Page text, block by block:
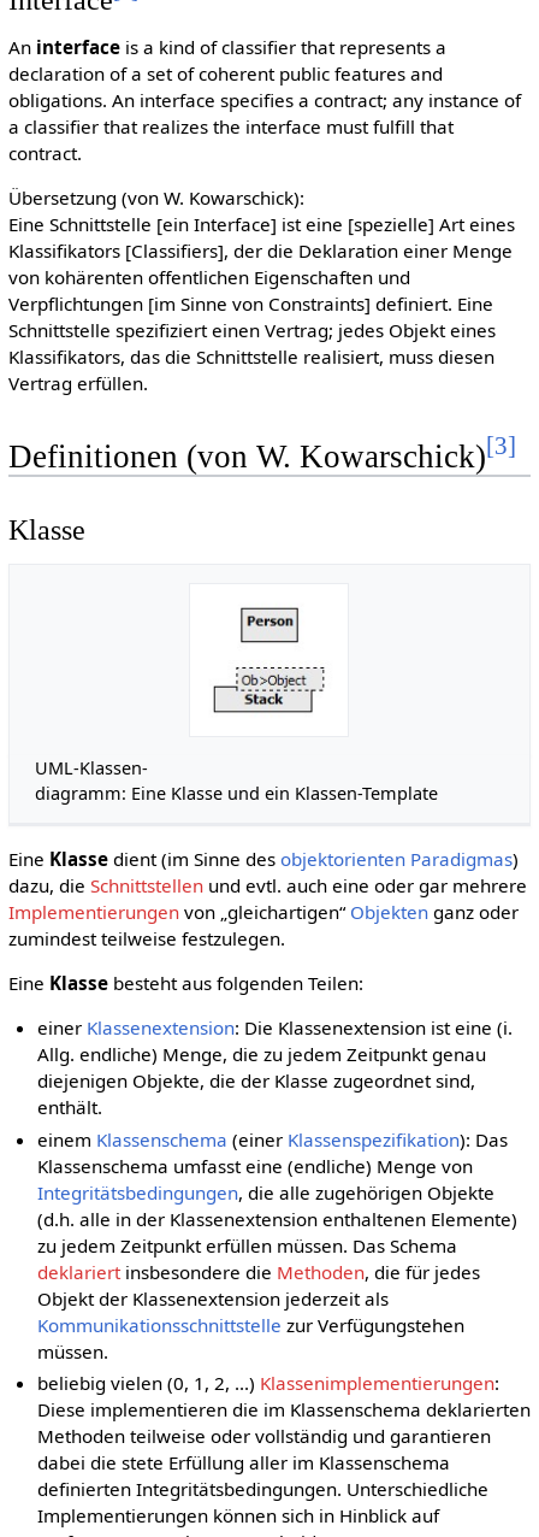
An interfaceis a kind of classifier that represents a
declaration of a set of coherent public features and
obligations. An interface specifies a contract; any instance of
a classifier that realizes the interface must fulfill that
contract.
Übersetzung (von W. Kowarschick):
Eine Schnittstelle [ein Interface] ist eine [spezielle] Art eines
Klassifikators [Classifiers], der die Deklaration einer Menge
von kohärenten offentlichen Eigenschaften und
Verpflichtungen [im Sinne von Constraints] definiert. Eine
Schnittstelle spezifiziert einen Vertrag; jedes Objekt eines
Klassifikators, das die Schnittstelle realisiert, muss diesen
Vertrag erfüllen.
Definitionen (von W. Kowarschick)[3]
Klasse
UML-Klassen-
diagramm: Eine Klasse und ein Klassen-Template
Eine Klassedient (im Sinne des objektorienten Paradigmas)
dazu, die Schnittstellenund evtl. auch eine oder gar mehrere
Implementierungenvon „gleichartigen“ Objektenganz oder
zumindest teilweise festzulegen.
Eine Klassebesteht aus folgenden Teilen:
einer Klassenextension: Die Klassenextension ist eine (i.
Allg. endliche) Menge, die zu jedem Zeitpunkt genau
diejenigen Objekte, die der Klasse zugeordnet sind,
enthält.
einem Klassenschema (einer Klassenspezifikation): Das
Klassenschema umfasst eine (endliche) Menge von
Integritätsbedingungen, die alle zugehörigen Objekte
(d.h. alle in der Klassenextension enthaltenen Elemente)
zu jedem Zeitpunkt erfüllen müssen. Das Schema
deklariert insbesondere die Methoden, die für jedes
Objekt der Klassenextension jederzeit als
Kommunikationsschnittstelle zur Verfügungstehen
müssen.
beliebig vielen (0, 1, 2, ...) Klassenimplementierungen:
Diese implementieren die im Klassenschema deklarierten
Methoden teilweise oder vollständig und garantieren
dabei die stete Erfüllung aller im Klassenschema
definierten Integritätsbedingungen. Unterschiedliche
Implementierungen können sich in Hinblick auf